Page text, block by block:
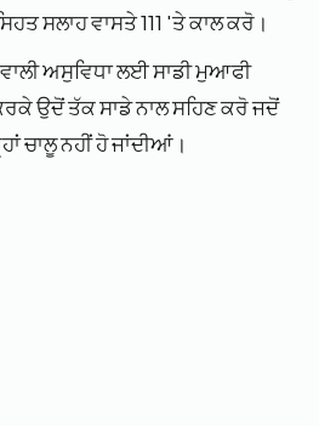
ਸਲਾਹ ਵਾਸਤੇ 111 'ਤੇ ਕਾਲ ਕਰੋ।
ਅਸੁਵਿਧਾ ਲਈ ਸਾਡੀ ਮੁਆਫੀ
ਉਦੋਂ ਤੱਕ ਸਾਡੇ ਨਾਲ ਸਹਿਣ ਕਰੋ ਜਦੋਂ
ਚਾਲੂ ਨਹੀਂ ਹੋ ਜਾਂਦੀਆਂ।